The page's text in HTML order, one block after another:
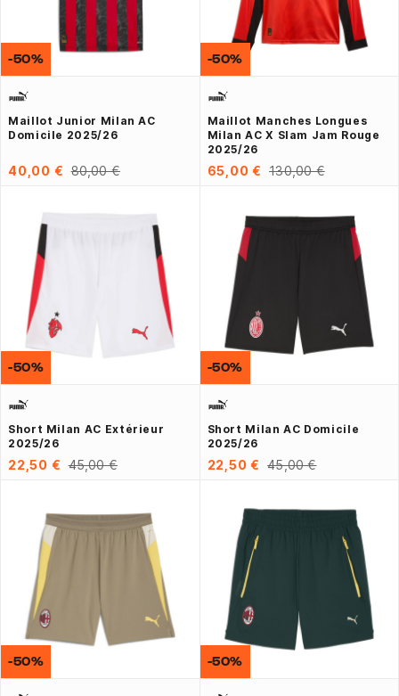
Maillot Junior Milan AC
Domicile 2025/26
40,00 € 80,00 €
-50%
Maillot Manches Longues
Milan AC X Slam Jam Rouge
2025/26
65,00 € 130,00 €
-50%
Short Milan AC Extérieur
2025/26
22,50 € 45,00 €
-50%
Short Milan AC Domicile
2025/26
22,50 € 45,00 €
-50%
-50% -50%